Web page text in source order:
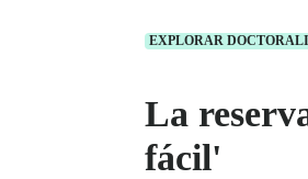
EXPLORAR
La
fácil'